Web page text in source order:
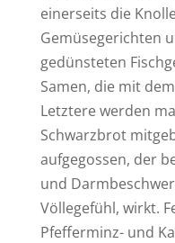
einerseits die
Gemüsegerichten
gedünsteten
Samen, die mit
Letztere werden
Schwarzbrot
aufgegossen, der
und
Völlegefühl, wirkt.
Pfefferminz- und